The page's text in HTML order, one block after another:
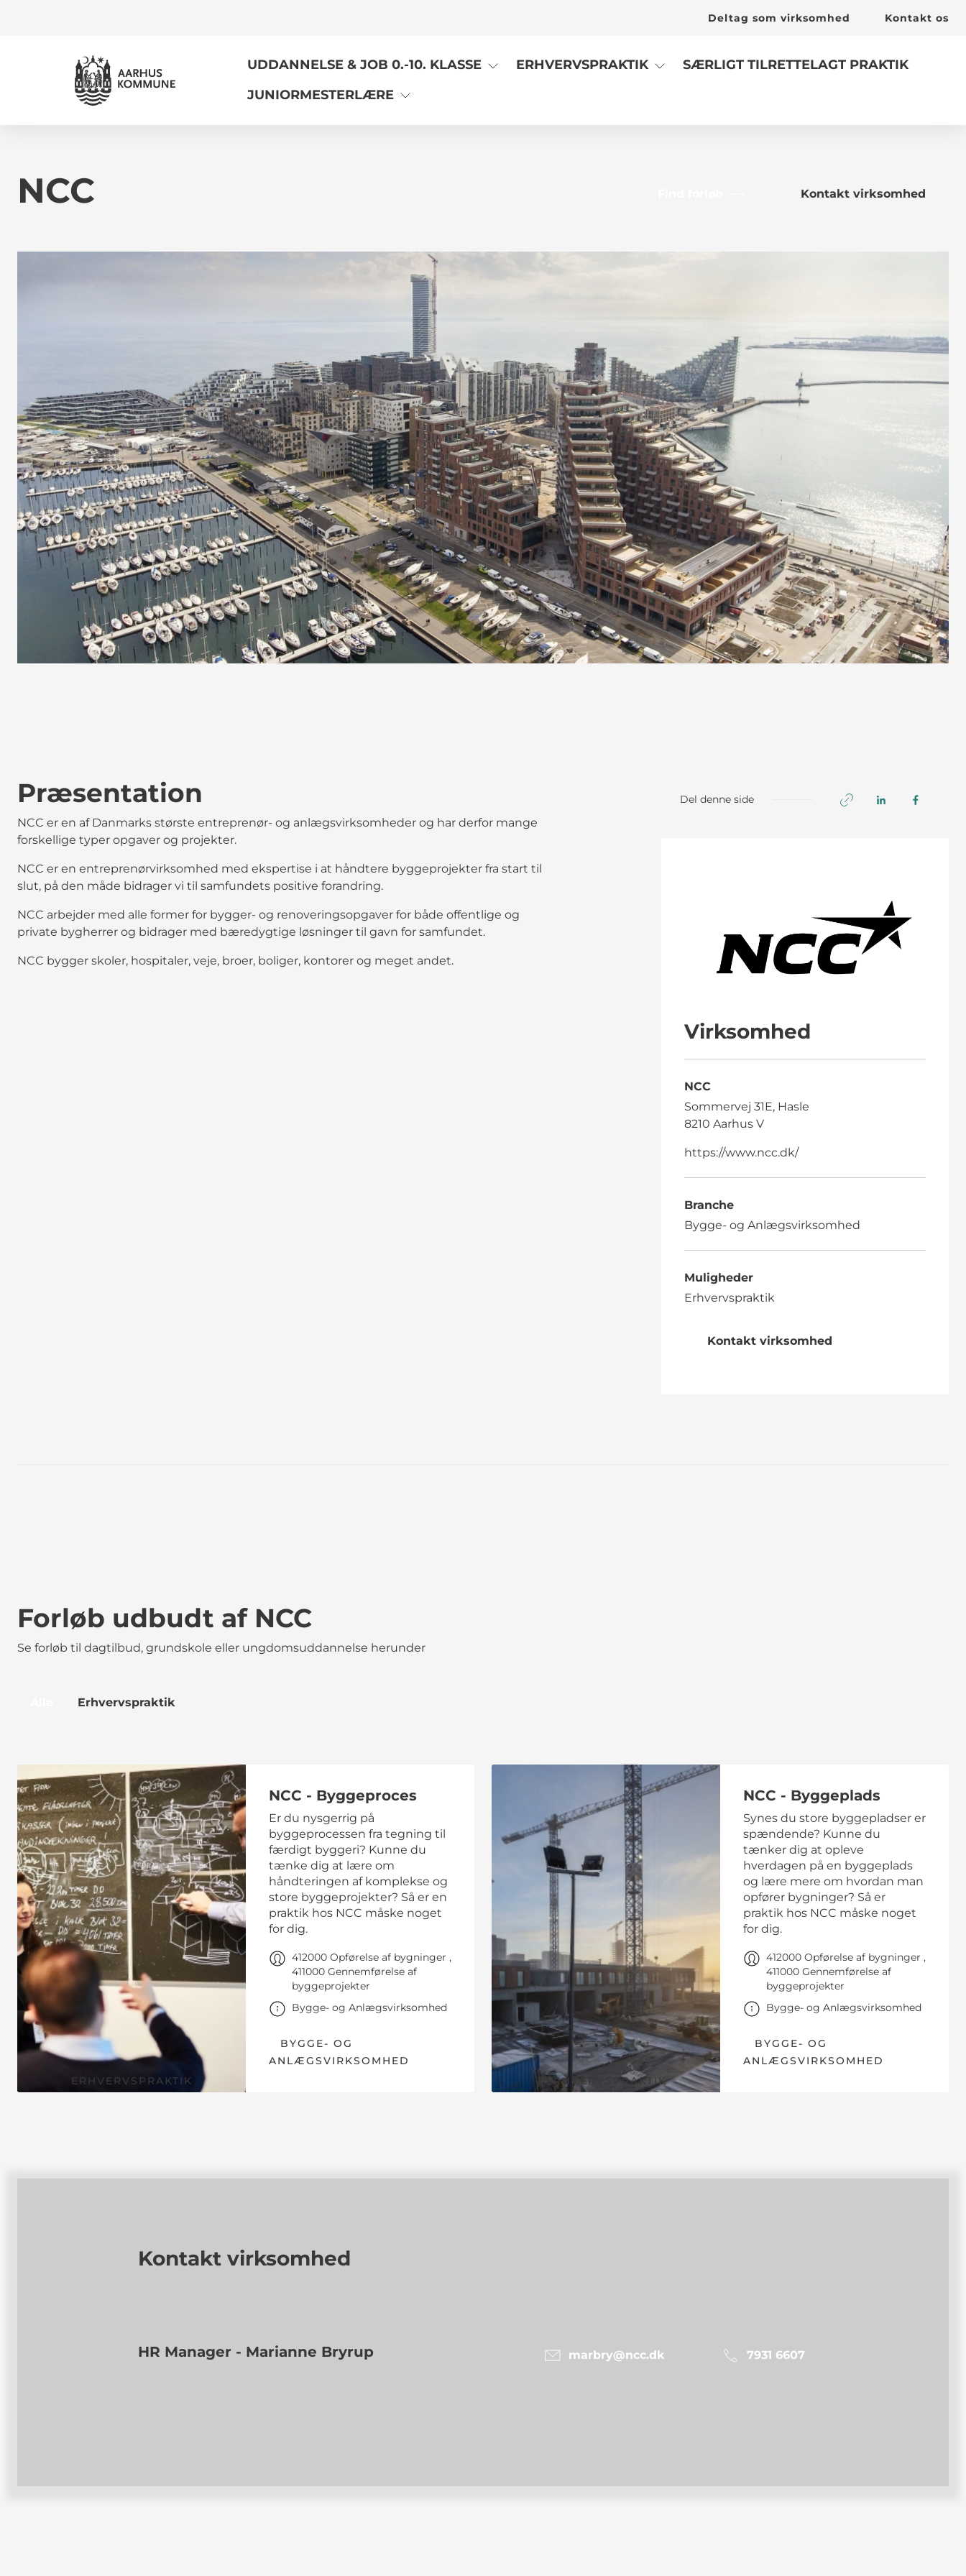
Deltag som virksomhed Kontakt os
UDDANNELSE & JOB 0.-10. KLASSE ERHVERVSPRAKTIK
SÆRLIGT TILRETTELAGT PRAKTIK
JUNIORMESTERLÆRE
NCC Kontakt virksomhed
Præsentation
NCC er en af Danmarks største entreprenør- og anlægsvirksomheder og har derfor mange
forskellige typer opgaver og projekter.
NCC er en entreprenørvirksomhed med ekspertise i at håndtere byggeprojekter fra start til
slut, på den måde bidrager vi til samfundets positive forandring.
NCC arbejder med alle former for bygger- og renoveringsopgaver for både offentlige og
private bygherrer og bidrager med bæredygtige løsninger til gavn for samfundet.
NCC bygger skoler, hospitaler, veje, broer, boliger, kontorer og meget andet.
Del denne side
Virksomhed
NCC
Sommervej 31E, Hasle
8210 Aarhus V
https://www.ncc.dk/
Branche
Bygge- og Anlægsvirksomhed
Muligheder
Erhvervspraktik
Kontakt virksomhed
Forløb udbudt af NCC
Se forløb til dagtilbud, grundskole eller ungdomsuddannelse herunder
Erhvervspraktik
ERHVERVSPRAKTIK
NCC - Byggeproces
Er du nysgerrig på
byggeprocessen fra tegning til
færdigt byggeri? Kunne du
tænke dig at lære om
håndteringen af komplekse og
store byggeprojekter? Så er en
praktik hos NCC måske noget
for dig.
412000 Opførelse af bygninger ,
411000 Gennemførelse af
byggeprojekter
Bygge- og Anlægsvirksomhed
BYGGE- OG
ANLÆGSVIRKSOMHED
ERHVERVSPRAKTIK
NCC - Byggeplads
Synes du store byggepladser er
spændende? Kunne du
tænker dig at opleve
hverdagen på en byggeplads
og lære mere om hvordan man
opfører bygninger? Så er
praktik hos NCC måske noget
for dig.
412000 Opførelse af bygninger ,
411000 Gennemførelse af
byggeprojekter
Bygge- og Anlægsvirksomhed
BYGGE- OG
ANLÆGSVIRKSOMHED
Kontakt virksomhed
HR Manager - Marianne Bryrup marbry@ncc.dk 7931 6607